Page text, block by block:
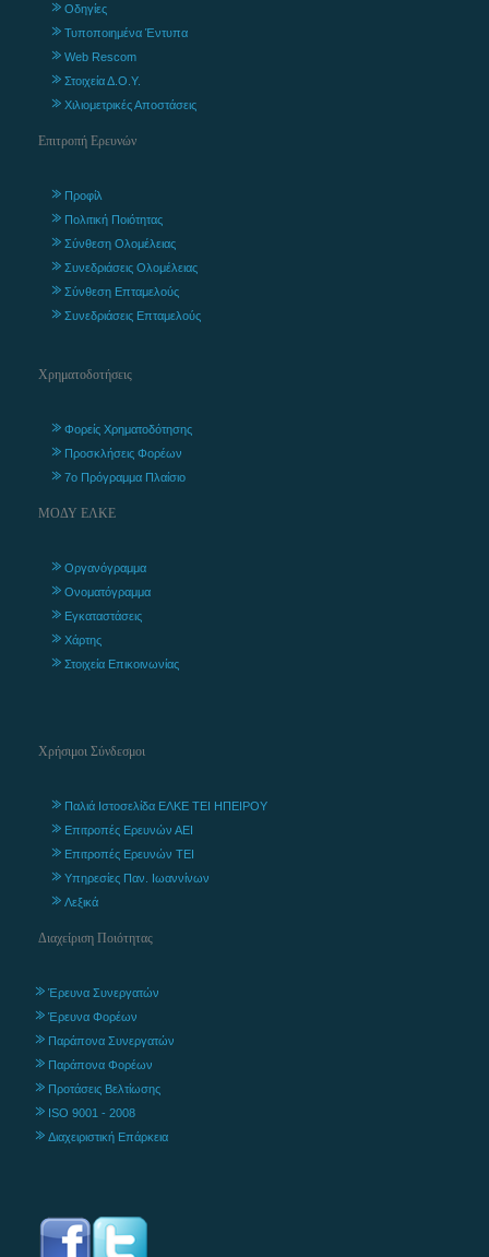
Οδηγίες
Τυποποιημένα Έντυπα
Web Rescom
Στοιχεία Δ.Ο.Υ.
Χιλιομετρικές Αποστάσεις
Επιτροπή Ερευνών
Προφίλ
Πολιτική Ποιότητας
Σύνθεση Ολομέλειας
Συνεδριάσεις Ολομέλειας
Σύνθεση Επταμελούς
Συνεδριάσεις Επταμελούς
Χρηματοδοτήσεις
Φορείς Χρηματοδότησης
Προσκλήσεις Φορέων
7ο Πρόγραμμα Πλαίσιο
ΜΟΔΥ ΕΛΚΕ
Οργανόγραμμα
Ονοματόγραμμα
Εγκαταστάσεις
Χάρτης
Στοιχεία Επικοινωνίας
Χρήσιμοι Σύνδεσμοι
Παλιά Ιστοσελίδα ΕΛΚΕ ΤΕΙ ΗΠΕΙΡΟΥ
Επιτροπές Ερευνών ΑΕΙ
Επιτροπές Ερευνών ΤΕΙ
Υπηρεσίες Παν. Ιωαννίνων
Λεξικά
Διαχείριση Ποιότητας
Έρευνα Συνεργατών
Έρευνα Φορέων
Παράπονα Συνεργατών
Παράπονα Φορέων
Προτάσεις Βελτίωσης
ISO 9001 - 2008
Διαχειριστική Επάρκεια